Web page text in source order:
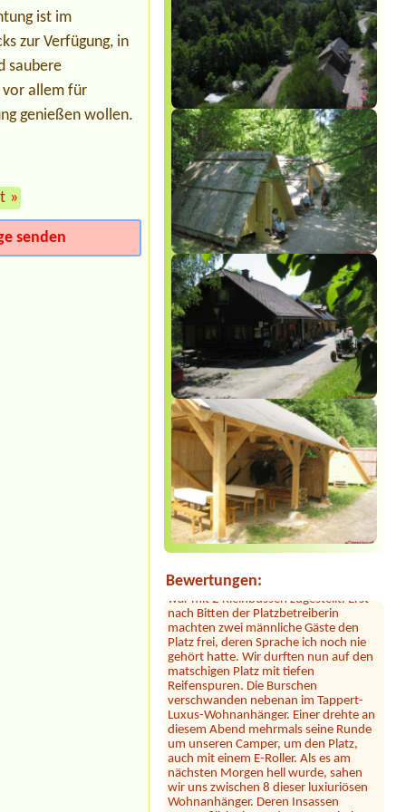
1x place with el. near water, 3 people
Termin ab 2026-07-28 |
Panoramacamping Westendorf
Nein1 x Stellplatz für Wohnmobil
Bewertungen:
Sylvia Vodel***
Die Bilder mit dem See täuschen. Der
See liegt ein Stück entfernt. Dafür ist
das Camping nah an der Autobahn.
Der Hammer kommt jetzt: dort hauste
war mit 2 Kleinbussen zugestellt. Erst
nach Bitten der Platzbetreiberin
machten zwei männliche Gäste den
Platz frei, deren Sprache ich noch nie
gehört hatte. Wir durften nun auf den
matschigen Platz mit tiefen
Reifenspuren. Die Burschen
verschwanden nebenan im Tappert-
Luxus-Wohnanhänger. Einer drehte an
diesem Abend mehrmals seine Runde
um unseren Camper, um den Platz,
auch mit einem E-Roller. Als es am
nächsten Morgen hell wurde, sahen
wir uns zwischen 8 dieser luxiuriösen
Wohnanhänger. Deren Insassen
mutmaßlich eine südosteuropäische
Großfamilie, wenn auch mit deutschen
ist im
zur Verfügung, in
saubere
vor allem für
genießen wollen.
»
senden